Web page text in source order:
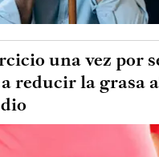
una vez por
reducir la grasa